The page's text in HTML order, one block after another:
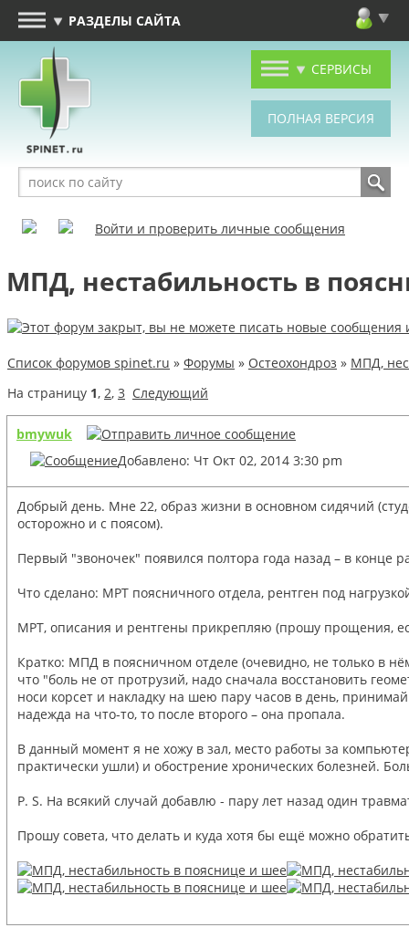
РАЗДЕЛЫ САЙТА
СЕРВИСЫ
Войти и проверить личные сообщения
МПД, нестабильность в
Список форумов spinet.ru » Форумы » Остеохондроз » МПД,
На страницу 1, 2, 3 Следующий
bmywuk
Добавлено: Чт Окт 02, 2014 3:30 pm
Добрый день. Мне 22, образ жизни в основном сидячий
осторожно и с поясом).
Первый "звоночек" появился полтора года назад – в конце
Что сделано: МРТ поясничного отдела, рентген под
МРТ, описания и рентгены прикрепляю (прошу прощения,
Кратко: МПД в поясничном отделе (очевидно, не только в
что "боль не от протрузий, надо сначала восстановить
носи корсет и накладку на шею пару часов в день,
надежда на что-то, то после второго – она пропала.
В данный момент я не хожу в зал, место работы за
практически ушли) и обострение хронических болезней.
P. S. На всякий случай добавлю - пару лет назад один
Прошу совета, что делать и куда хотя бы ещё можно